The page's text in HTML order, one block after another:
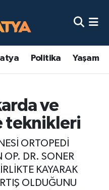
Politika Yaşam
ve
teknikleri
ORTOPEDİ
OP. DR. SONER
KAYARAK
OLDUĞUNU
Haritası
ve Fikstür